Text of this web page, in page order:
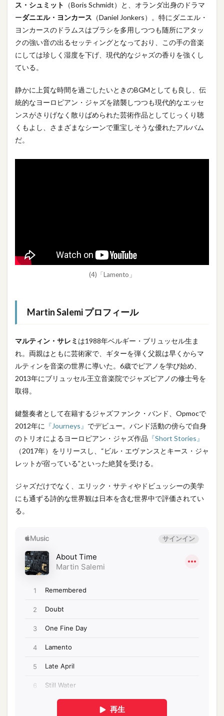
ス・シュミット
（Boris Schmidt）と、オランダ出身のドラマ
ーダニエル・ヨンカース （Daniel Jonkers）。特にダニエル・
ヨンカースのドラムスはブラシを多用しつつも随所にアタッ
クの強い音の出るセッティングとなっており、この手の音楽
にしては珍しく湿度を下げ、現代的なジャズの香りを強くし
ている。
静かに上質な時間を過ごしたいときのBGMとしても良し、伝
統的なヨーロピアン・ジャズを踏襲しつつも現代的なエッセ
ンスがさりげなく散りばめられた芸術作品としてじっくり聴
くもよし、さまざまなシーンで重宝しそうな優れたアルバム
だ。
(4)「Lamento」
Martin Salemiプロフィール
マルティン・サレミ は1988年ベルギー・ブリュッセル生ま
れ。両親はともに芸術家で、ギターを弾く父親は早くからマ
ルティンを音楽の世界に導いた。6歳でピアノを学び始め、
2013年にブリュッセル王立音楽院でジャズピアノの修士号を
取得。
鍵盤奏者として在籍するジャズファンク・バンド、Opmocで
2012年に 『Journeys』 でデビュー。バンド活動の傍らで自身
のトリオによるヨーロピアン・ジャズ作品 『Short Stories』
（2017年）をリリースし、“ビル・エヴァンスとキース・ジャ
レットが宿っている”といった絶賛を受ける。
ジャズだけでなく、エリック・サティやドビュッシーの美学
にも通ずる詩的な世界観は日本を含む世界中で評価されてい
る。